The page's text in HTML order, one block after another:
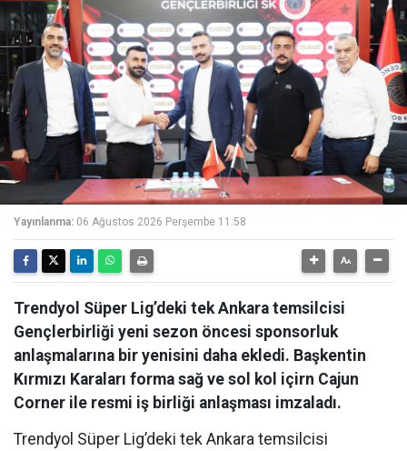
Yayınlanma: 06 Ağustos 2026 Perşembe 11:58
Trendyol Süper Lig’deki tek Ankara temsilcisi
Gençlerbirliği yeni sezon öncesi sponsorluk
anlaşmalarına bir yenisini daha ekledi. Başkentin
Kırmızı Karaları forma sağ ve sol kol içirn Cajun
Corner ile resmi iş birliği anlaşması imzaladı.
Trendyol Süper Lig’deki tek Ankara temsilcisi